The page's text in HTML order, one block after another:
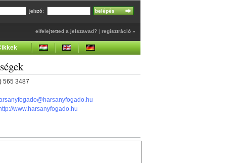
jelszó:
elfelejtetted a jelszavad? | regisztráció »
565 3487
http://www.harsanyfogado.hu